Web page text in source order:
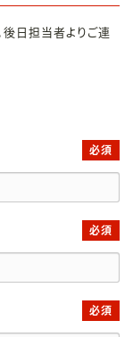
日担当者よりご連
必須
必須
必須